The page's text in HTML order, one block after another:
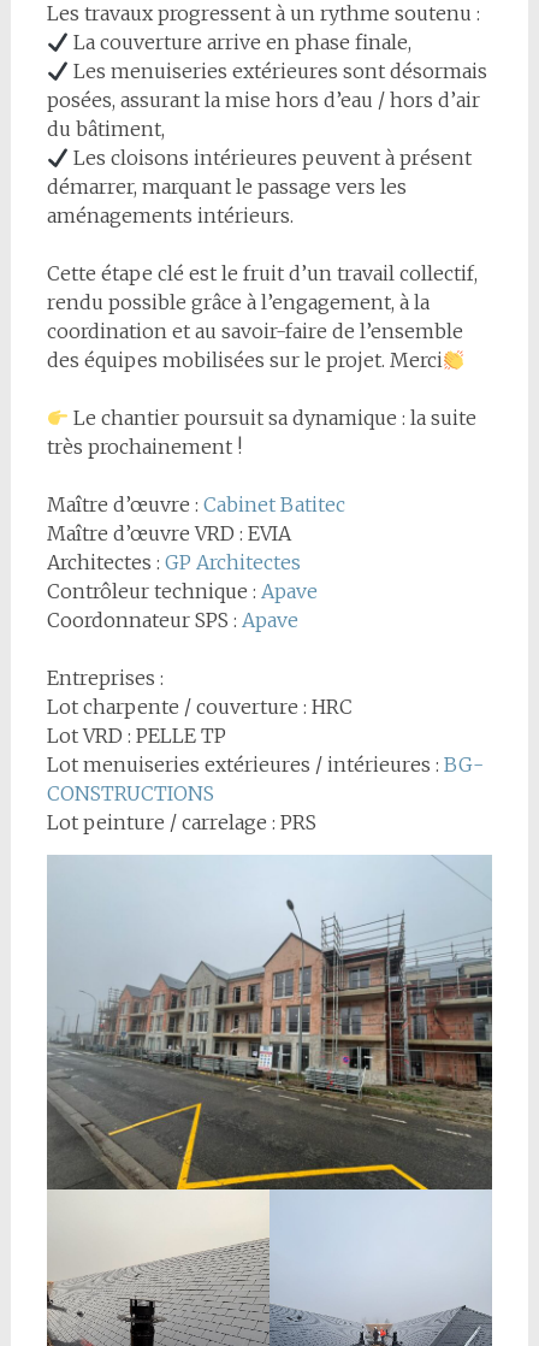
Les travaux progressent à un rythme soutenu :
La couverture arrive en phase finale,
Les menuiseries extérieures sont désormais
posées, assurant la mise hors d’eau / hors d’air
du bâtiment,
Les cloisons intérieures peuvent à présent
démarrer, marquant le passage vers les
aménagements intérieurs.
Cette étape clé est le fruit d’un travail collectif,
rendu possible grâce à l’engagement, à la
coordination et au savoir-faire de l’ensemble
des équipes mobilisées sur le projet. Merci
Le chantier poursuit sa dynamique : la suite
très prochainement !
Maître d’œuvre : Cabinet Batitec
Maître d’œuvre VRD : EVIA
Architectes : GP Architectes
Contrôleur technique : Apave
Coordonnateur SPS : Apave
Entreprises :
Lot charpente / couverture : HRC
Lot VRD : PELLE TP
Lot menuiseries extérieures / intérieures : BG-
CONSTRUCTIONS
Lot peinture / carrelage : PRS